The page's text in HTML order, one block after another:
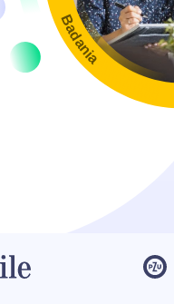
Badania